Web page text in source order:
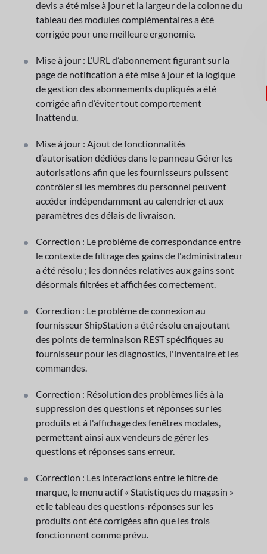
devis a été mise à jour et la largeur de la colonne du
tableau des modules complémentaires a été
corrigée pour une meilleure ergonomie.
Mise à jour : L’URL d’abonnement figurant sur la
page de notification a été mise à jour et la logique
de gestion des abonnements dupliqués a été
corrigée afin d’éviter tout comportement
inattendu.
Mise à jour : Ajout de fonctionnalités
d’autorisation dédiées dans le panneau Gérer les
autorisations afin que les fournisseurs puissent
contrôler si les membres du personnel peuvent
accéder indépendamment au calendrier et aux
paramètres des délais de livraison.
Correction : Le problème de correspondance entre
le contexte de filtrage des gains de l'administrateur
a été résolu ; les données relatives aux gains sont
désormais filtrées et affichées correctement.
Correction : Le problème de connexion au
fournisseur ShipStation a été résolu en ajoutant
des points de terminaison REST spécifiques au
fournisseur pour les diagnostics, l'inventaire et les
commandes.
Correction : Résolution des problèmes liés à la
suppression des questions et réponses sur les
produits et à l'affichage des fenêtres modales,
permettant ainsi aux vendeurs de gérer les
questions et réponses sans erreur.
Correction : Les interactions entre le filtre de
marque, le menu actif « Statistiques du magasin »
et le tableau des questions-réponses sur les
produits ont été corrigées afin que les trois
fonctionnent comme prévu.